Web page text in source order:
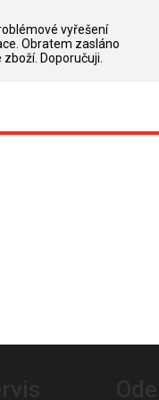
vyřešení
Obratem zasláno
zboží. Doporučuji.